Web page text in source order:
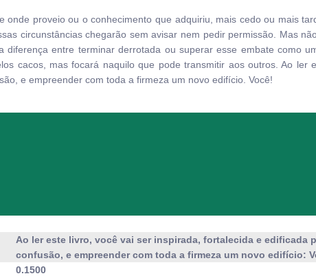
onde proveio ou o conhecimento que adquiriu, mais cedo ou mais
circunstâncias chegarão sem avisar nem pedir permissão. Mas
entre terminar derrotada ou superar esse embate como
cacos, mas focará naquilo que pode transmitir aos outros. Ao ler
e empreender com toda a firmeza um novo edifício. Você!
Ao ler este livro, você vai ser inspirada, fortalecida e edificada
confusão, e empreender com toda a firmeza um novo edifício:
0.1500